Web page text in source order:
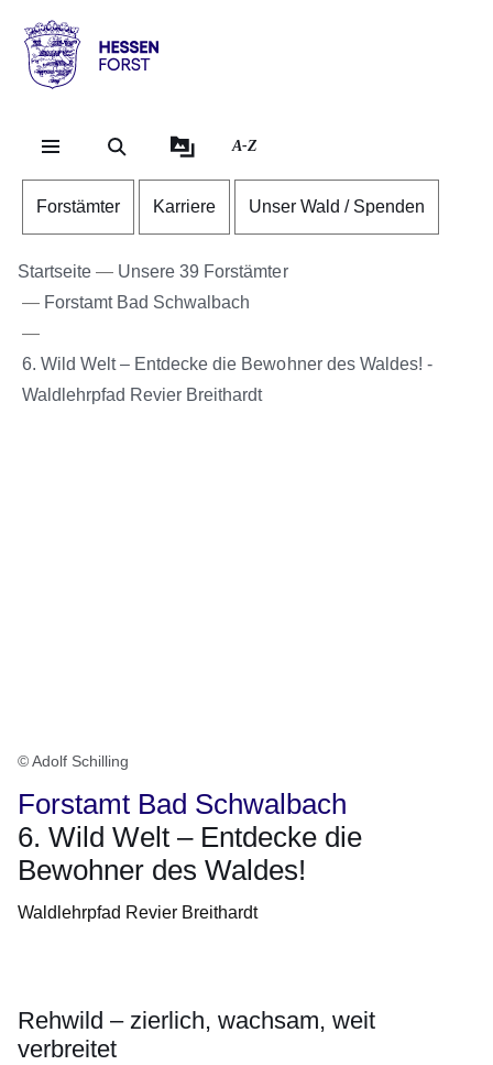
Hessen
Forst
A-Z
Forstämter Karriere Unser Wald / Spenden
Startseite
Unsere 39 Forstämter
Forstamt Bad Schwalbach
6. Wild Welt – Entdecke die Bewohner des Waldes! -
Waldlehrpfad Revier Breithardt
© Adolf Schilling
Forstamt Bad Schwalbach
6. Wild Welt – Entdecke die
Bewohner des Waldes!
Waldlehrpfad Revier Breithardt
Rehwild – zierlich, wachsam, weit
verbreitet